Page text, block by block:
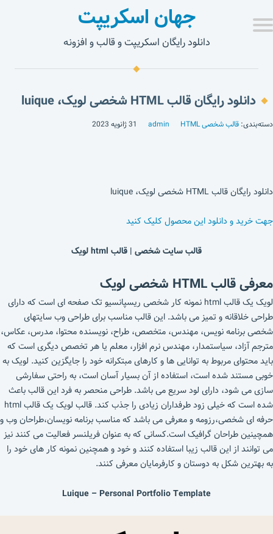
جهان اسکریپت
دانلود رایگان اسکریپت و قالب و افزونه
دانلود رایگان قالب HTML شخصی لویک، luique
دسته‌بندی: قالب شخصی HTML admin 31 ژانویه 2023
دانلود رایگان قالب HTML شخصی لویک، luique
جهت خرید و دانلود این محصول کلیک کنید
قالب سایت شخصی | قالب html لویک
معرفی قالب HTML شخصی لویک
لویک یک قالب html نمونه کار شخصی ریسپانسیو تک صفحه ای است که دارای
طراحی خلاقانه و تمیز می باشد. این قالب مناسب برای طراحی وب سایتهای
شخصی برنامه نویس، مهندس، متخصص، طراح، نویسنده محتوا، مدرس، عکاس،
مترجم آزاد، سیاستمدار، مهندس نرم افزار، معلم یا هر تخصص دیگری است که
باید محتوای مربوط به توانایی ها و کارهای مبتکرانه خود را جایگزین کنید. لویک به
خوبی مستند شده است، استفاده از آن بسیار آسان است، به راحتی سفارشی
سازی می شود، دارای لود سریع می باشد. طراحی منحصر به فرد این قالب باعث
شده است که خیلی زود طرفداران زیادی را جذب کند. قالب لویک یک قالب html
حرفه ای شخصی،رزومه و معرفی می باشد که مناسب برنامه نویسان،طراحان وب و
همچینین طراحان گرافیک است.کسانی که به عنوان فریلنسر فعالیت می کنند نیز
می توانند از این قالب زیبا استفاده کنند و خود و همچنین نمونه کار های خود را
به بهترین شکل به دوستان و کارفرمایان معرفی کنند.
Luique – Personal Portfolio Template